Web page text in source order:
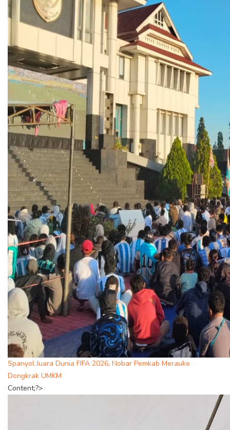
Spanyol Juara Dunia FIFA 2026, Nobar Pemkab Merauke
Dongkrak UMKM
Content;?>